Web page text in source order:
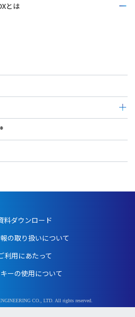
とは
料ダウンロード
の取り扱いについて
利用にあたって
ーの使用について
CO., LTD. All rights reserved.